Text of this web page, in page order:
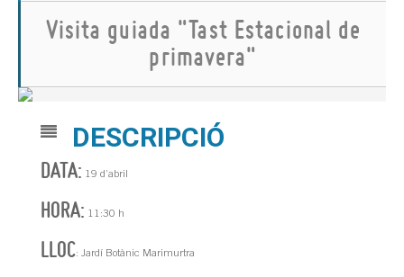
Visita guiada "Tast Estacional de
primavera"
DESCRIPCIÓ
DATA: 19 d’abril
HORA: 11:30 h
LLOC: Jardí Botànic Marimurtra